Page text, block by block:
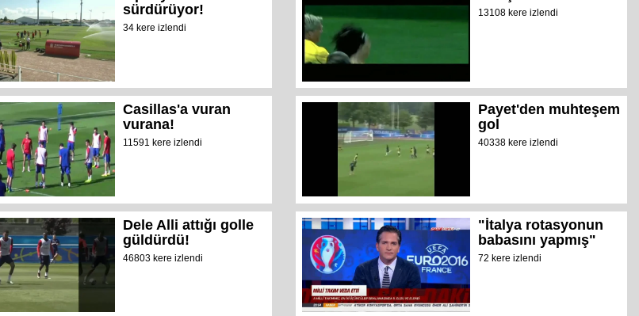
sürdürüyor!
34 kere izlendi
13108 kere izlendi
Casillas'a vuran
vurana!
11591 kere izlendi
Payet'den muhteşem
gol
40338 kere izlendi
Dele Alli attığı golle
güldürdü!
46803 kere izlendi
"İtalya rotasyonun
babasını yapmış"
72 kere izlendi